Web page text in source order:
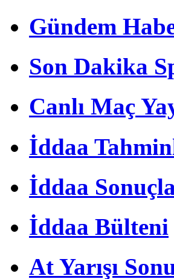
Gündem
Son Dakika
Canlı Maç
İddaa
İddaa
İddaa Bülteni
At Yarışı